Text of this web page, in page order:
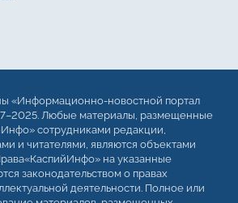
«Информационно-новостной портал
Любые материалы, размещенные
сотрудниками редакции,
и читателями, являются объектами
на указанные
законодательством о правах
деятельности. Полное или